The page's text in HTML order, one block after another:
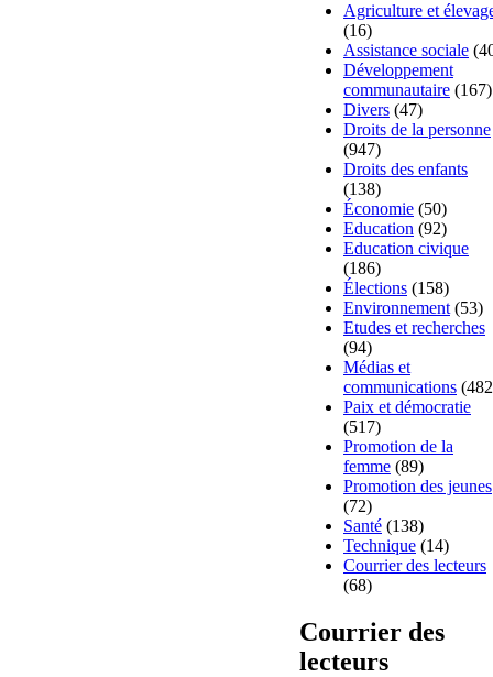
Agriculture et
(16)
Assistance sociale
Développement
communautaire (167)
Divers (47)
Droits de la personne
(947)
Droits des enfants
(138)
Économie (50)
Education (92)
Education civique
(186)
Élections (158)
Environnement (53)
Etudes et recherches
(94)
Médias et
communications
Paix et démocratie
(517)
Promotion de la
femme (89)
Promotion des jeunes
(72)
Santé (138)
Technique (14)
Courrier des lecteurs
(68)
Courrier des
lecteurs